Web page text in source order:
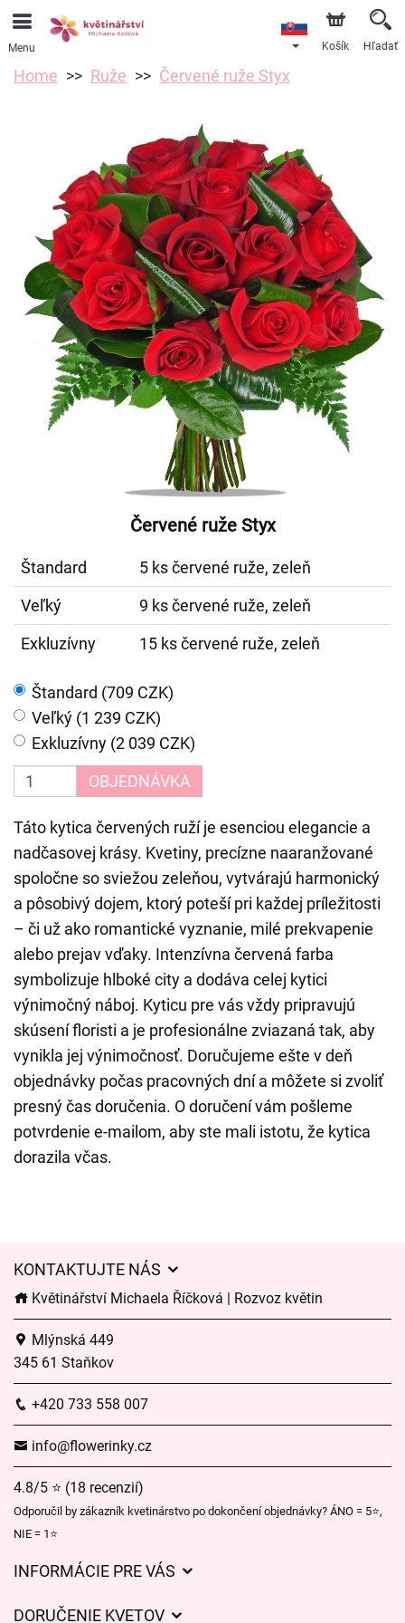
Menu Košík Hľadať
Home Ruže Červené ruže Styx
Červené ruže Styx
Štandard
5 ks červené ruže, zeleň
Veľký
9 ks červené ruže, zeleň
Exkluzívny
15 ks červené ruže, zeleň
Štandard (709 CZK)
Veľký (1 239 CZK)
Exkluzívny (2 039 CZK)
OBJEDNÁVKA
Táto kytica červených ruží je esenciou elegancie a
nadčasovej krásy. Kvetiny, precízne naaranžované
spoločne so sviežou zeleňou, vytvárajú harmonický
a pôsobivý dojem, ktorý poteší pri každej príležitosti
– či už ako romantické vyznanie, milé prekvapenie
alebo prejav vďaky. Intenzívna červená farba
symbolizuje hlboké city a dodáva celej kytici
výnimočný náboj. Kyticu pre vás vždy pripravujú
skúsení floristi a je profesionálne zviazaná tak, aby
vynikla jej výnimočnosť. Doručujeme ešte v deň
objednávky počas pracovných dní a môžete si zvoliť
presný čas doručenia. O doručení vám pošleme
potvrdenie e-mailom, aby ste mali istotu, že kytica
dorazila včas.
KONTAKTUJTE NÁS
Květinářství Michaela Říčková | Rozvoz květin
Mlýnská 449
345 61 Staňkov
+420 733 558 007
info@flowerinky.cz
4.8/5 ⭐ (18 recenzií)
Odporučil by zákazník kvetinárstvo po dokončení objednávky? ÁNO = 5⭐,
NIE = 1⭐
INFORMÁCIE PRE VÁS
DORUČENIE KVETOV